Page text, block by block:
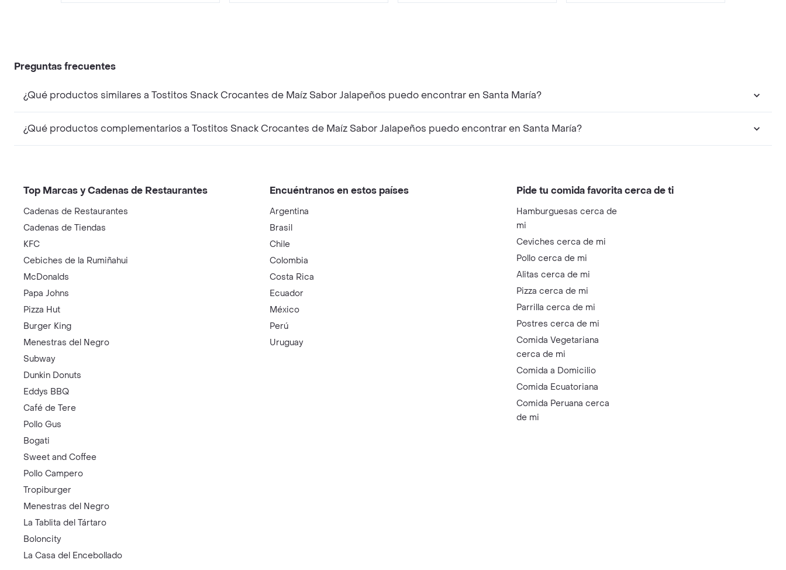
Preguntas frecuentes
¿Qué productos similares a Tostitos Snack Crocantes de Maíz Sabor Jalapeños puedo encontrar en Santa María?
¿Qué productos complementarios a Tostitos Snack Crocantes de Maíz Sabor Jalapeños puedo encontrar en Santa María?
Top Marcas y Cadenas de Restaurantes
Cadenas de Restaurantes
Cadenas de Tiendas
KFC
Cebiches de la Rumiñahui
McDonalds
Papa Johns
Pizza Hut
Burger King
Menestras del Negro
Subway
Dunkin Donuts
Eddys BBQ
Café de Tere
Pollo Gus
Bogati
Sweet and Coffee
Pollo Campero
Tropiburger
Menestras del Negro
La Tablita del Tártaro
Boloncity
La Casa del Encebollado
Encuéntranos en estos países
Argentina
Brasil
Chile
Colombia
Costa Rica
Ecuador
México
Perú
Uruguay
Pide tu comida favorita cerca de ti
Hamburguesas cerca de
mi
Ceviches cerca de mi
Pollo cerca de mi
Alitas cerca de mi
Pizza cerca de mi
Parrilla cerca de mi
Postres cerca de mi
Comida Vegetariana
cerca de mi
Comida a Domicilio
Comida Ecuatoriana
Comida Peruana cerca
de mi